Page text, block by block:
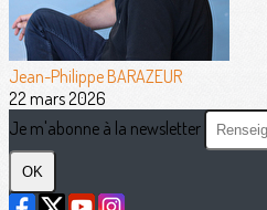
Jean-Philippe BARAZEUR
22 mars 2026
Je m'abonne à la newsletter
OK